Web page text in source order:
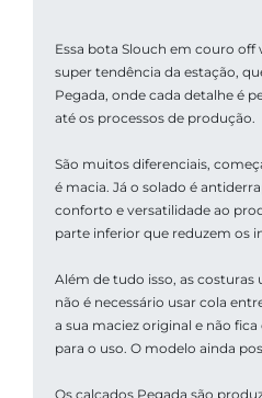
Essa bota Slouch em couro
super tendência da estação,
Pegada, onde cada detalhe é
até os processos de produção.
São muitos diferenciais,
é macia. Já o solado é
conforto e versatilidade ao
parte inferior que reduzem os
Além de tudo isso, as
não é necessário usar cola
a sua maciez original e não
para o uso. O modelo ainda
Os calçados Pegada são